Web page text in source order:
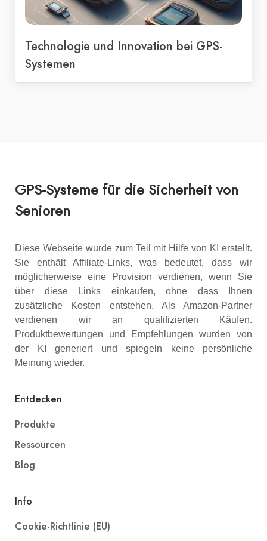
Technologie und Innovation bei GPS-
Systemen
GPS-Systeme für die Sicherheit von
Senioren
Diese Webseite wurde zum Teil mit Hilfe von KI erstellt.
Sie enthält Affiliate-Links, was bedeutet, dass wir
möglicherweise eine Provision verdienen, wenn Sie
über diese Links einkaufen, ohne dass Ihnen
zusätzliche Kosten entstehen. Als Amazon-Partner
verdienen wir an qualifizierten Käufen.
Produktbewertungen und Empfehlungen wurden von
der KI generiert und spiegeln keine persönliche
Meinung wieder.
Entdecken
Produkte
Ressourcen
Blog
Info
Cookie-Richtlinie (EU)